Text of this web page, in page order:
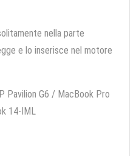
nella parte
e lo inserisce nel motore
Pavilion G6 / MacBook Pro
14-IML